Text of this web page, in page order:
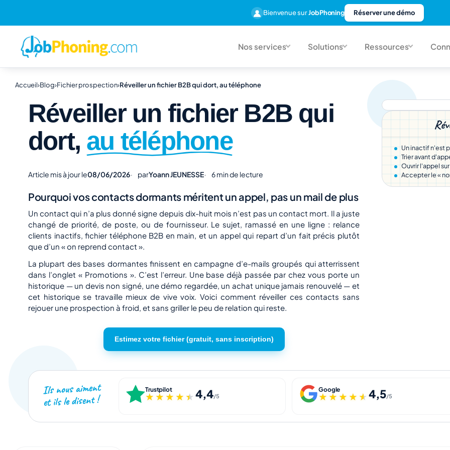
Bienvenue surJobPhoning Réserver une démo
Nos services Solutions Ressources
Accueil›Blog›Fichier prospection›Réveiller un fichier B2B qui dort, au téléphone
Réveiller un fichier B2B qui
dort, au téléphone
Article mis à jour le08/06/2026 parYoann JEUNESSE 6 min de lecture
Pourquoi vos contacts dormants méritent un appel, pas un mail de plus
Un contact qui n’a plus donné signe depuis dix-huit mois n’est pas un contact mort. Il a juste
changé de priorité, de poste, ou de fournisseur. Le sujet, ramassé en une ligne : relance
clients inactifs, fichier téléphone B2B en main, et un appel qui repart d’un fait précis plutôt
que d’un « on reprend contact ».
La plupart des bases dormantes finissent en campagne d’e-mails groupés qui atterrissent
dans l’onglet « Promotions ». C’est l’erreur. Une base déjà passée par chez vous porte un
historique — un devis non signé, une démo regardée, un achat unique jamais renouvelé — et
cet historique se travaille mieux de vive voix. Voici comment réveiller ces contacts sans
rejouer une prospection à froid, et sans griller le peu de relation qui reste.
Estimez votre fichier (gratuit, sans inscription)
Un inactif n'est
Trier avant
Ouvrir l'appel
Accepter le «
Ils nous aiment
et ils le disent !
Trustpilot
★★★★★
★★★★★ 4,4/5
Google
★★★★★
★★★★★ 4,5/5